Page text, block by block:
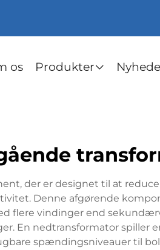
os Produkter
der er designet til at
Denne afgørende
flere vindinger end
En nedtransformator spiller
spændingsniveauer til